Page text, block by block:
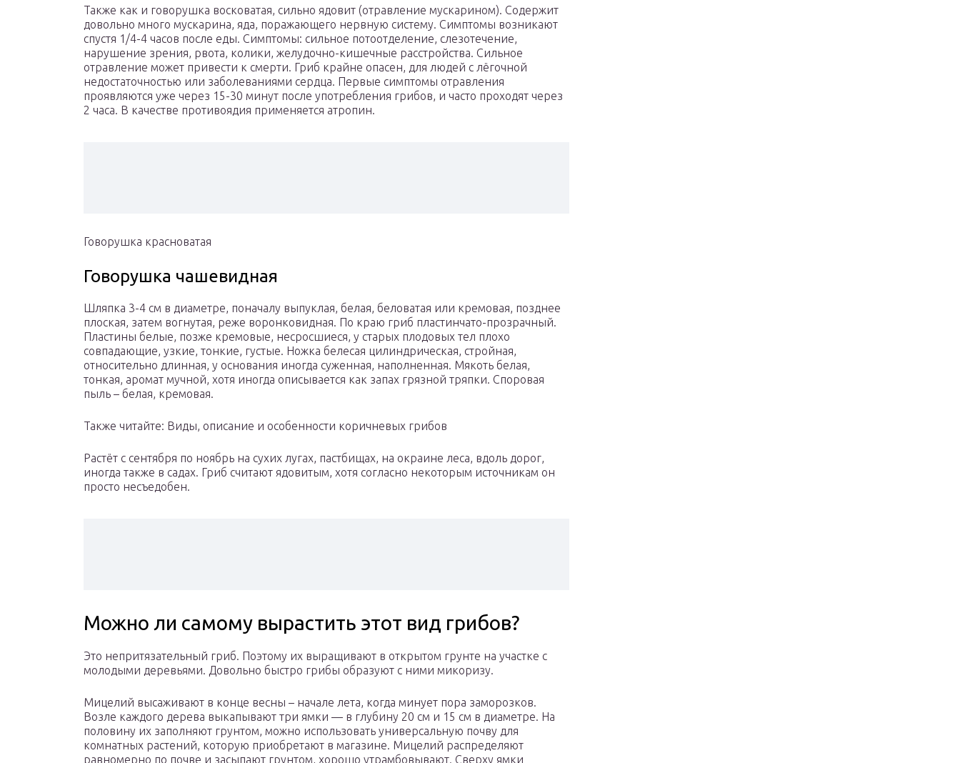
Также как и говорушка восковатая, сильно ядовит (отравление мускарином). Содержит
довольно много мускарина, яда, поражающего нервную систему. Симптомы возникают
спустя 1/4-4 часов после еды. Симптомы: сильное потоотделение, слезотечение,
нарушение зрения, рвота, колики, желудочно-кишечные расстройства. Сильное
отравление может привести к смерти. Гриб крайне опасен, для людей с лёгочной
недостаточностью или заболеваниями сердца. Первые симптомы отравления
проявляются уже через 15-30 минут после употребления грибов, и часто проходят через
2 часа. В качестве противоядия применяется атропин.
Говорушка красноватая
Говорушка чашевидная
Шляпка 3-4 см в диаметре, поначалу выпуклая, белая, беловатая или кремовая, позднее
плоская, затем вогнутая, реже воронковидная. По краю гриб пластинчато-прозрачный.
Пластины белые, позже кремовые, несросшиеся, у старых плодовых тел плохо
совпадающие, узкие, тонкие, густые. Ножка белесая цилиндрическая, стройная,
относительно длинная, у основания иногда суженная, наполненная. Мякоть белая,
тонкая, аромат мучной, хотя иногда описывается как запах грязной тряпки. Споровая
пыль – белая, кремовая.
Также читайте: Виды, описание и особенности коричневых грибов
Растёт с сентября по ноябрь на сухих лугах, пастбищах, на окраине леса, вдоль дорог,
иногда также в садах. Гриб считают ядовитым, хотя согласно некоторым источникам он
просто несъедобен.
Можно ли самому вырастить этот вид грибов?
Это непритязательный гриб. Поэтому их выращивают в открытом грунте на участке с
молодыми деревьями. Довольно быстро грибы образуют с ними микоризу.
Мицелий высаживают в конце весны – начале лета, когда минует пора заморозков.
Возле каждого дерева выкапывают три ямки — в глубину 20 см и 15 см в диаметре. На
половину их заполняют грунтом, можно использовать универсальную почву для
комнатных растений, которую приобретают в магазине. Мицелий распределяют
равномерно по почве и засыпают грунтом, хорошо утрамбовывают. Сверху ямки